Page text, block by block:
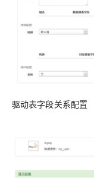
驱动表字段关系配置